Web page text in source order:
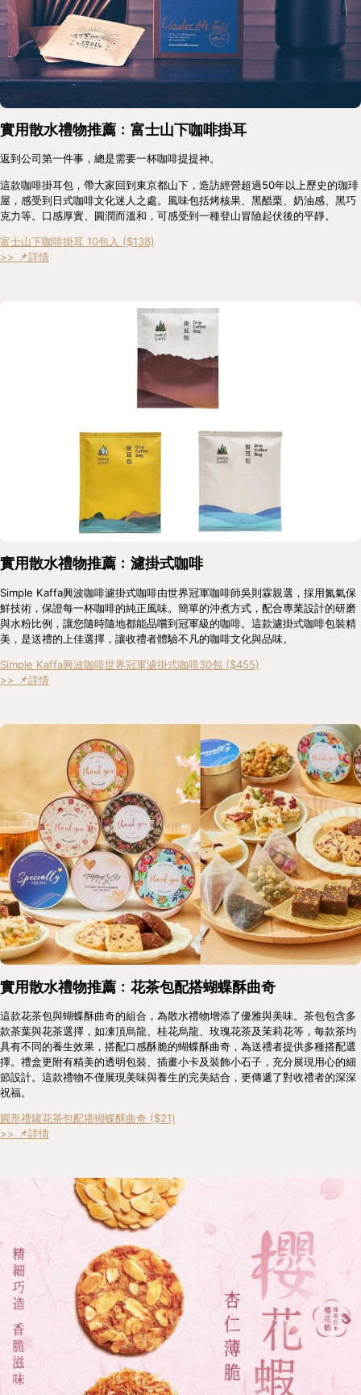
實用散水禮物推薦﹕富士山下咖啡掛耳
返到公司第一件事，總是需要一杯咖啡提提神。
這款咖啡掛耳包，帶大家回到東京都山下，造訪經營超過50年以上歷史的珈琲
屋，感受到日式咖啡文化迷人之處。風味包括烤核果、黑醋栗、奶油感、黑巧
克力等。口感厚實、圓潤而溫和，可感受到一種登山冒險起伏後的平靜。
富士山下咖啡掛耳 10包入 ($138)
>> 📌詳情
實用散水禮物推薦﹕濾掛式咖啡
Simple Kaffa興波咖啡濾掛式咖啡由世界冠軍咖啡師吳則霖親選，採用氮氣保
鮮技術，保證每一杯咖啡的純正風味。簡單的沖煮方式，配合專業設計的研磨
與水粉比例，讓您隨時隨地都能品嚐到冠軍級的咖啡。這款濾掛式咖啡包裝精
美，是送禮的上佳選擇，讓收禮者體驗不凡的咖啡文化與品味。
Simple Kaffa興波咖啡世界冠軍濾掛式咖啡30包 ($455)
>> 📌詳情
實用散水禮物推薦﹕花茶包配搭蝴蝶酥曲奇
這款花茶包與蝴蝶酥曲奇的組合，為散水禮物增添了優雅與美味。茶包包含多
款茶葉與花茶選擇，如凍頂烏龍、桂花烏龍、玫瑰花茶及茉莉花等，每款茶均
具有不同的養生效果，搭配口感酥脆的蝴蝶酥曲奇，為送禮者提供多種搭配選
擇。禮盒更附有精美的透明包裝、插畫小卡及裝飾小石子，充分展現用心的細
節設計。這款禮物不僅展現美味與養生的完美結合，更傳遞了對收禮者的深深
祝福。
圓形禮罐花茶包配搭蝴蝶酥曲奇 ($21)
>> 📌詳情